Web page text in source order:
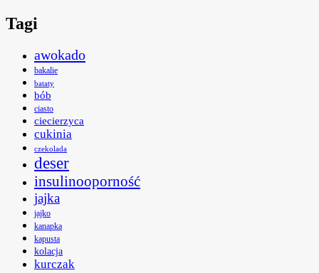
Tagi
awokado
bakalie
bataty
bób
ciasto
ciecierzyca
cukinia
czekolada
deser
insulinooporność
jajka
jajko
kanapka
kapusta
kolacja
kurczak